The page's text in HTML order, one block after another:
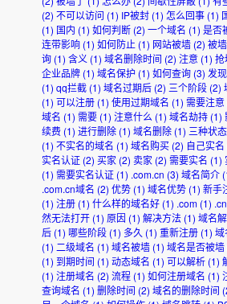
(2) 不可以访问 (1) IP被封(1) 怎么回事(1)
(1) 国内 (1) 如何判断(2) 一个域名 (1) 是否
连带影响(1) 如何防止 (1) 网站被墙(2) 被墙
询(1) 含义 (1) 域名删除时间 (2) 注意(1) 抢
企业品牌(1) 域名保护 (1) 如何查询(3) 发现
(1) qq拦截(1) 域名过期后(2) 三个阶段(2)
(1) 可以注册(1) 使用过期域名 (1) 需要注意
域名 (1) 需要(1) 注意什么 (1) 域名劫持(1)
续费(1) 进行删除(1) 域名删除(1) 三种状态
(1) 不实名的域名 (1) 域名购买(2) 自己实名
实名认证(2) 买家 (2) 卖家 (2) 需要实名 (1)
(1) 需要实名认证(1) .com.cn (3) 域名简介
.com.cn域名 (2) 优势(1) 域名优势(1) 新手
(1) 注册(1) 什么样的域名好(1) .com(1) .cn
然无法打开(1) 原因 (1) 解决方法(1) 域名
后(1) 哪些阶段(1) 多久 (1) 重新注册(1) 域
(1) 二级域名 (1) 域名被墙(1) 域名是否被墙
(1) 到期时间 (1) 动态域名 (1) 可以解析(1)
(1) 注册域名 (2) 流程(1) 如何注册域名 (1)
查询域名 (1) 删除时间 (2) 域名的删除时间